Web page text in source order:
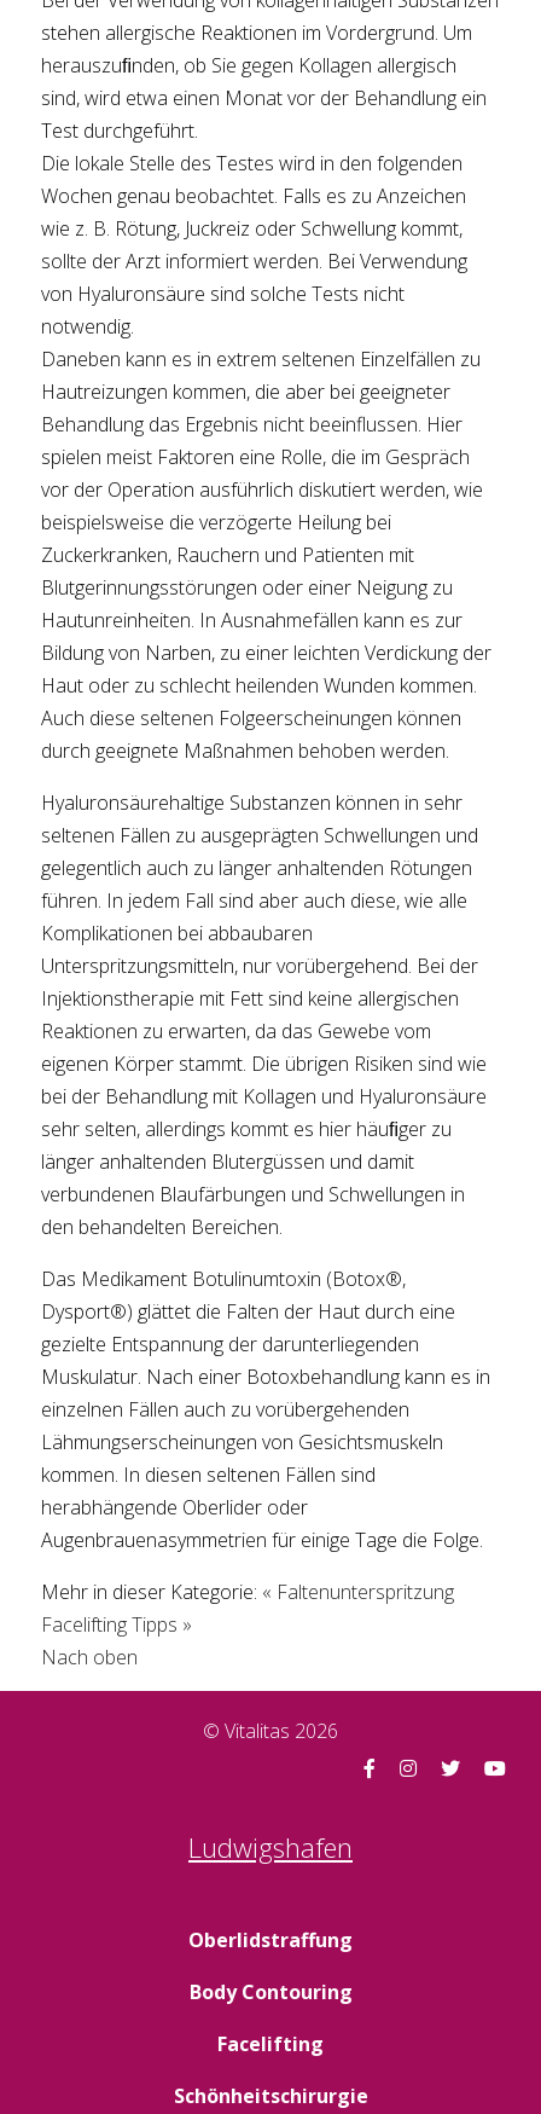
stehen allergische Reaktionen im Vordergrund. Um
herauszuﬁnden, ob Sie gegen Kollagen allergisch
sind, wird etwa einen Monat vor der Behandlung ein
Test durchgeführt.
Die lokale Stelle des Testes wird in den folgenden
Wochen genau beobachtet. Falls es zu Anzeichen
wie z. B. Rötung, Juckreiz oder Schwellung kommt,
sollte der Arzt informiert werden. Bei Verwendung
von Hyaluronsäure sind solche Tests nicht
notwendig.
Daneben kann es in extrem seltenen Einzelfällen zu
Hautreizungen kommen, die aber bei geeigneter
Behandlung das Ergebnis nicht beeinflussen. Hier
spielen meist Faktoren eine Rolle, die im Gespräch
vor der Operation ausführlich diskutiert werden, wie
beispielsweise die verzögerte Heilung bei
Zuckerkranken, Rauchern und Patienten mit
Blutgerinnungsstörungen oder einer Neigung zu
Hautunreinheiten. In Ausnahmefällen kann es zur
Bildung von Narben, zu einer leichten Verdickung der
Haut oder zu schlecht heilenden Wunden kommen.
Auch diese seltenen Folgeerscheinungen können
durch geeignete Maßnahmen behoben werden.
Hyaluronsäurehaltige Substanzen können in sehr
seltenen Fällen zu ausgeprägten Schwellungen und
gelegentlich auch zu länger anhaltenden Rötungen
führen. In jedem Fall sind aber auch diese, wie alle
Komplikationen bei abbaubaren
Unterspritzungsmitteln, nur vorübergehend. Bei der
Injektionstherapie mit Fett sind keine allergischen
Reaktionen zu erwarten, da das Gewebe vom
eigenen Körper stammt. Die übrigen Risiken sind wie
bei der Behandlung mit Kollagen und Hyaluronsäure
sehr selten, allerdings kommt es hier häuﬁger zu
länger anhaltenden Blutergüssen und damit
verbundenen Blaufärbungen und Schwellungen in
den behandelten Bereichen.
Das Medikament Botulinumtoxin (Botox®,
Dysport®) glättet die Falten der Haut durch eine
gezielte Entspannung der darunterliegenden
Muskulatur. Nach einer Botoxbehandlung kann es in
einzelnen Fällen auch zu vorübergehenden
Lähmungserscheinungen von Gesichtsmuskeln
kommen. In diesen seltenen Fällen sind
herabhängende Oberlider oder
Augenbrauenasymmetrien für einige Tage die Folge.
Mehr in dieser Kategorie: « Faltenunterspritzung
Facelifting Tipps »
Nach oben
© Vitalitas 2026
Ludwigshafen
Oberlidstraffung
Body Contouring
Facelifting
Schönheitschirurgie